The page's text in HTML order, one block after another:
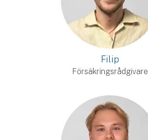
Filip
Försäkringsrådgivare